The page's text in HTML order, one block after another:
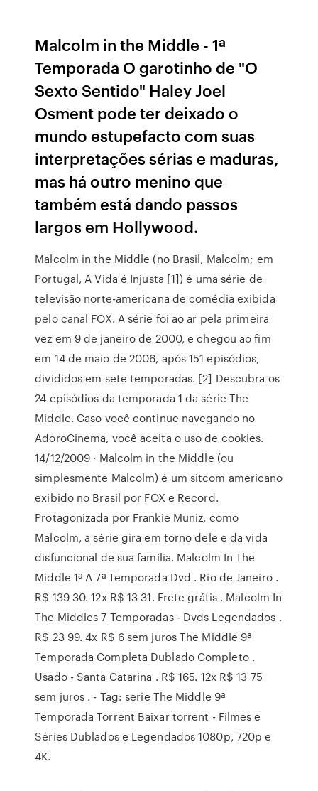
Malcolm in the Middle - 1ª
Temporada O garotinho de "O
Sexto Sentido" Haley Joel
Osment pode ter deixado o
mundo estupefacto com suas
interpretações sérias e maduras,
mas há outro menino que
também está dando passos
largos em Hollywood.
Malcolm in the Middle (no Brasil, Malcolm; em
Portugal, A Vida é Injusta [1]) é uma série de
televisão norte-americana de comédia exibida
pelo canal FOX. A série foi ao ar pela primeira
vez em 9 de janeiro de 2000, e chegou ao fim
em 14 de maio de 2006, após 151 episódios,
divididos em sete temporadas. [2] Descubra os
24 episódios da temporada 1 da série The
Middle. Caso você continue navegando no
AdoroCinema, você aceita o uso de cookies.
14/12/2009 · Malcolm in the Middle (ou
simplesmente Malcolm) é um sitcom americano
exibido no Brasil por FOX e Record.
Protagonizada por Frankie Muniz, como
Malcolm, a série gira em torno dele e da vida
disfuncional de sua família. Malcolm In The
Middle 1ª A 7ª Temporada Dvd . Rio de Janeiro .
R$ 139 30. 12x R$ 13 31. Frete grátis . Malcolm In
The Middles 7 Temporadas - Dvds Legendados .
R$ 23 99. 4x R$ 6 sem juros The Middle 9ª
Temporada Completa Dublado Completo .
Usado - Santa Catarina . R$ 165. 12x R$ 13 75
sem juros . - Tag: serie The Middle 9ª
Temporada Torrent Baixar torrent - Filmes e
Séries Dublados e Legendados 1080p, 720p e
4K.